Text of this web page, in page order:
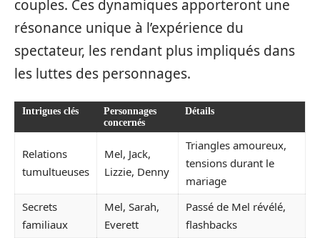
couples. Ces dynamiques apporteront une
résonance unique à l’expérience du
spectateur, les rendant plus impliqués dans
les luttes des personnages.
Intrigues clés
Personnages
concernés
Détails
Relations
tumultueuses
Mel, Jack,
Lizzie, Denny
Triangles amoureux,
tensions durant le
mariage
Secrets
familiaux
Mel, Sarah,
Everett
Passé de Mel révélé,
flashbacks